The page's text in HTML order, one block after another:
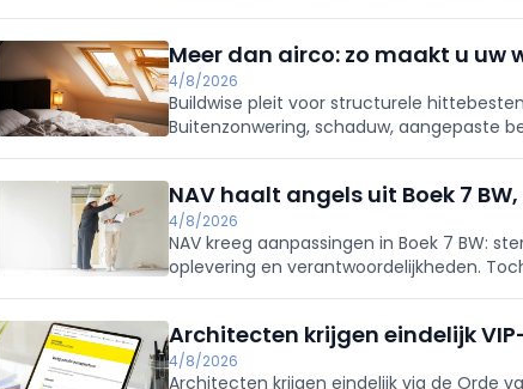
Meer dan airco: zo maakt u
4/8/2026
Buildwise pleit voor structurele
Buitenzonwering, schaduw, aangepaste
NAV haalt angels uit Boek 7
4/8/2026
NAV kreeg aanpassingen in Boek 7 BW:
oplevering en verantwoordelijkheden.
Architecten krijgen eindelijk
4/8/2026
Architecten krijgen eindelijk via de Orde